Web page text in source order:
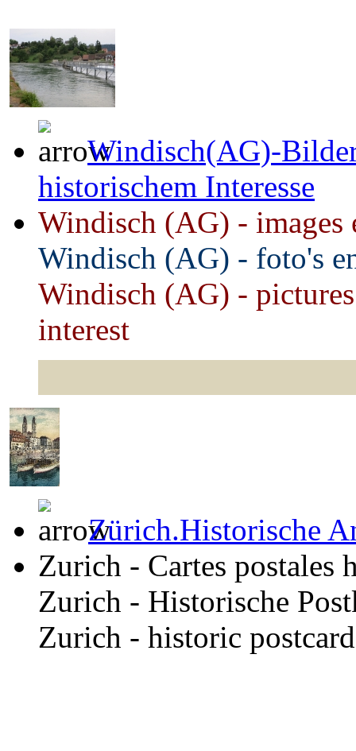
Windisch(AG)-
historischem Interesse
Windisch (AG) - images
Windisch (AG) - foto's
Windisch (AG) -
interest
Zürich.Historische
Zurich - Cartes
Zurich - Historische
Zurich - historic